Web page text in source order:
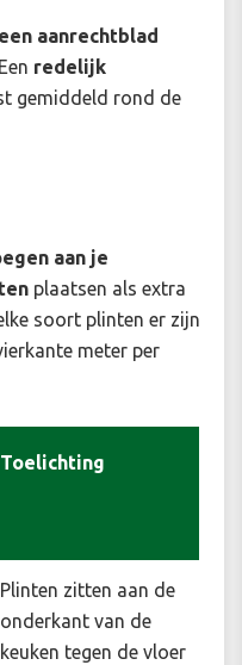
aanrechtblad
Een redelijk
gemiddeld rond de
aan je
plaatsen als extra
soort plinten er zijn
meter per
Toelichting
Plinten zitten aan de
onderkant van de
keuken tegen de vloer